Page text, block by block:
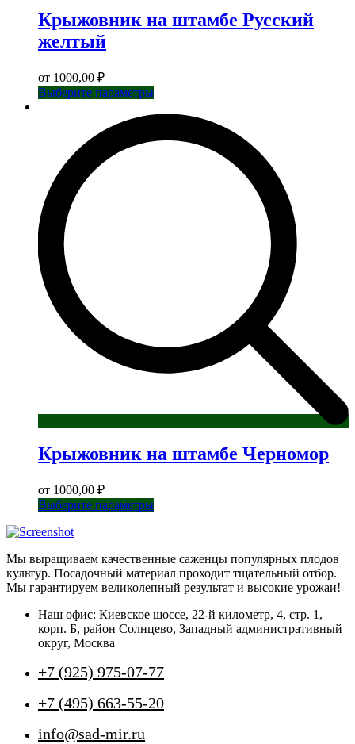
Крыжовник на штамбе Русский
желтый
от 1000,00 ₽
Выберите параметрыЭтот
вариаций.
Крыжовник на штамбе Черномор
от 1000,00 ₽
Выберите параметрыЭтот
вариаций.
Опции
можно
на
странице
Мы выращиваем качественные саженцы популярных плодов
культур. Посадочный материал проходит тщательный отбор.
Мы гарантируем великолепный результат и высокие урожаи!
Наш офис: Киевское шоссе, 22-й километр, 4, стр. 1,
корп. Б, район Солнцево, Западный административный
округ, Москва
+7 (925) 975-07-77
+7 (495) 663-55-20
info@sad-mir.ru